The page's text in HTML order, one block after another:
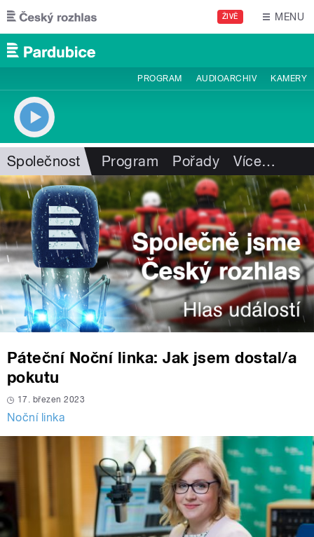
Přejít k hlavnímu obsahu
ŽIVĚ MENU
PROGRAM AUDIOARCHIV KAMERY
Společnost Program Pořady Více…
Páteční Noční linka: Jak jsem dostal/a
pokutu
17. březen 2023
Noční linka